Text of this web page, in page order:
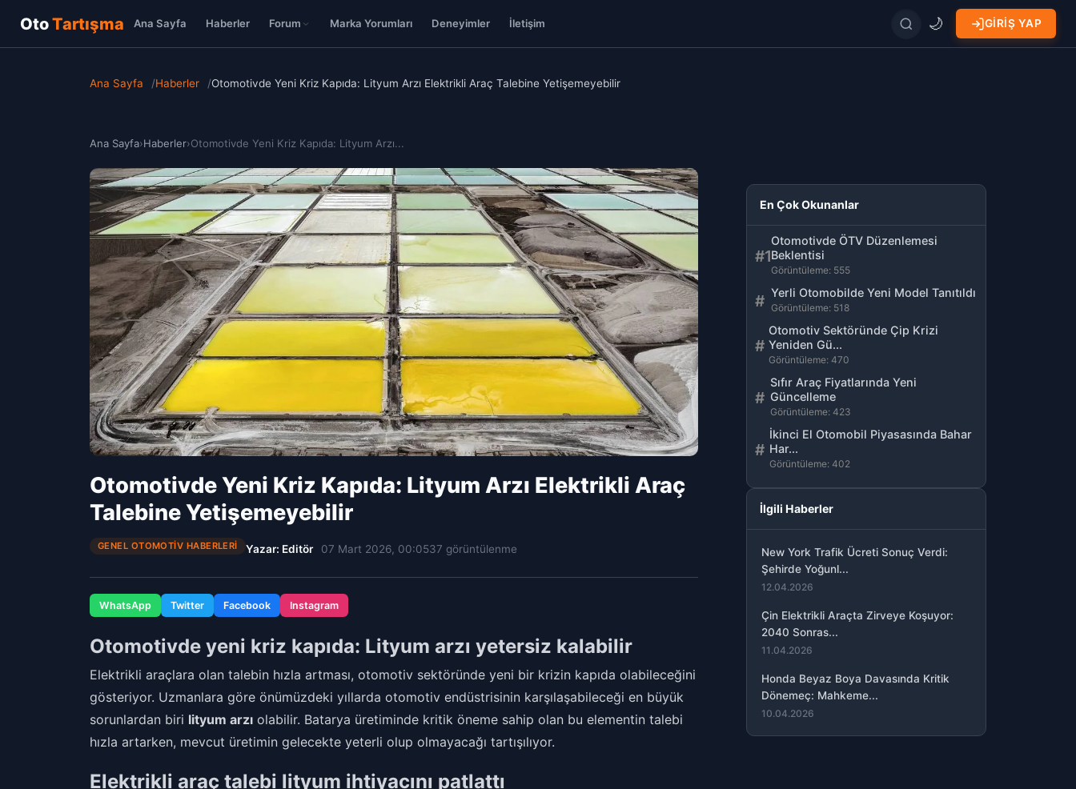
OtoTartışma Ana Sayfa Haberler Forum Marka Yorumları Deneyimler İletişim
Site içinde ara
🌙 GIRIŞ YAP
Ana Sayfa /Haberler /Otomotivde Yeni Kriz Kapıda: Lityum Arzı Elektrikli Araç Talebine Yetişemeyebilir
Ana Sayfa›Haberler›Otomotivde Yeni Kriz Kapıda: Lityum Arzı...
Otomotivde Yeni Kriz Kapıda: Lityum Arzı Elektrikli Araç
Talebine Yetişemeyebilir
GENEL OTOMOTIV HABERLERI Yazar: Editör 07 Mart 2026, 00:0537 görüntülenme
WhatsApp Twitter Facebook Instagram
Otomotivde yeni kriz kapıda: Lityum arzı yetersiz kalabilir
Elektrikli araçlara olan talebin hızla artması, otomotiv sektöründe yeni bir krizin kapıda olabileceğini
gösteriyor. Uzmanlara göre önümüzdeki yıllarda otomotiv endüstrisinin karşılaşabileceği en büyük
sorunlardan biri lityum arzı olabilir. Batarya üretiminde kritik öneme sahip olan bu elementin talebi
hızla artarken, mevcut üretimin gelecekte yeterli olup olmayacağı tartışılıyor.
Elektrikli araç talebi lityum ihtiyacını patlattı
En Çok Okunanlar
#1
Otomotivde ÖTV Düzenlemesi
Beklentisi
Görüntüleme: 555
# Yerli Otomobilde Yeni Model Tanıtıldı
Görüntüleme: 518
#
Otomotiv Sektöründe Çip Krizi
Yeniden Gü...
Görüntüleme: 470
#
Sıfır Araç Fiyatlarında Yeni
Güncelleme
Görüntüleme: 423
#
İkinci El Otomobil Piyasasında Bahar
Har...
Görüntüleme: 402
İlgili Haberler
New York Trafik Ücreti Sonuç Verdi:
Şehirde Yoğunl...
12.04.2026
Çin Elektrikli Araçta Zirveye Koşuyor:
2040 Sonras...
11.04.2026
Honda Beyaz Boya Davasında Kritik
Dönemeç: Mahkeme...
10.04.2026